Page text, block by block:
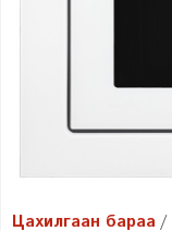
Цахилгаан бараа